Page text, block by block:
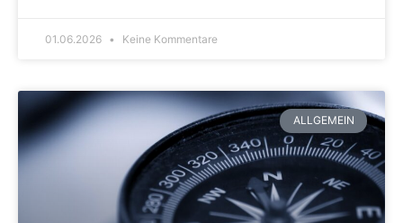
01.06.2026 Keine Kommentare
ALLGEMEIN